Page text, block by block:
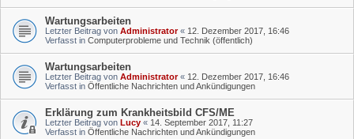
Wartungsarbeiten
Letzter Beitrag von Administrator« 12. Dezember 2017, 16:46
Verfasst in Computerprobleme und Technik (öffentlich)
Wartungsarbeiten
Letzter Beitrag von Administrator« 12. Dezember 2017, 16:46
Verfasst in Öffentliche Nachrichten und Ankündigungen
Erklärung zum Krankheitsbild CFS/ME
Letzter Beitrag von Lucy « 14. September 2017, 11:27
Verfasst in Öffentliche Nachrichten und Ankündigungen